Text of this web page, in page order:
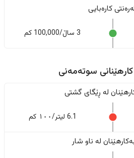
کارەبایی
3 ساڵ/100,000 کم
سوتەمەنی
له ڕێگای گشتی
6.1 لیتر/١٠٠ کم
له ناو شار